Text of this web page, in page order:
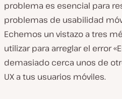
problema es esencial para
problemas de usabilidad
Echemos un vistazo a tres
utilizar para arreglar el error
demasiado cerca unos de
UX a tus usuarios móviles.